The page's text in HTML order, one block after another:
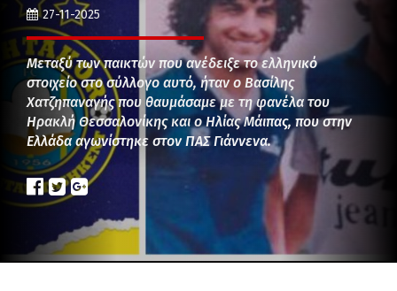
27-11-2025
Μεταξύ των παικτών που ανέδειξε το ελληνικό
στοιχείο στο σύλλογο αυτό, ήταν ο Βασίλης
Χατζηπαναγής που θαυμάσαμε με τη φανέλα του
Ηρακλή Θεσσαλονίκης και ο Ηλίας Μάιπας, που στην
Ελλάδα αγωνίστηκε στον ΠΑΣ Γιάννενα.